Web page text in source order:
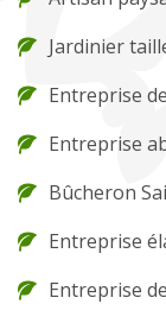
Jardinier
Entreprise
Entreprise
Bûcheron
Entreprise
Entreprise